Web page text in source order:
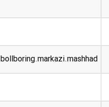
bollboring.markazi.mashhad